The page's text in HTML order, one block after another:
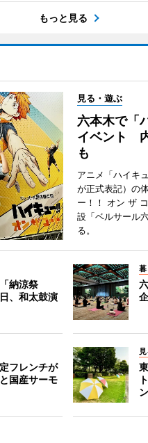
もっと見る
見る・遊ぶ
六本木で「
イベント
も
アニメ「ハイキ
が正式表記）の
ー！！ オン ザ
設「ベルサール
る。
納涼祭
、和太鼓演
暮
フレンチが
国産サーモ